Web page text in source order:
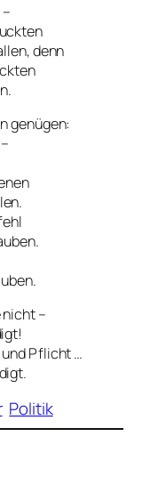
–
denn
genügen:
nicht –
Pflicht …
Politik